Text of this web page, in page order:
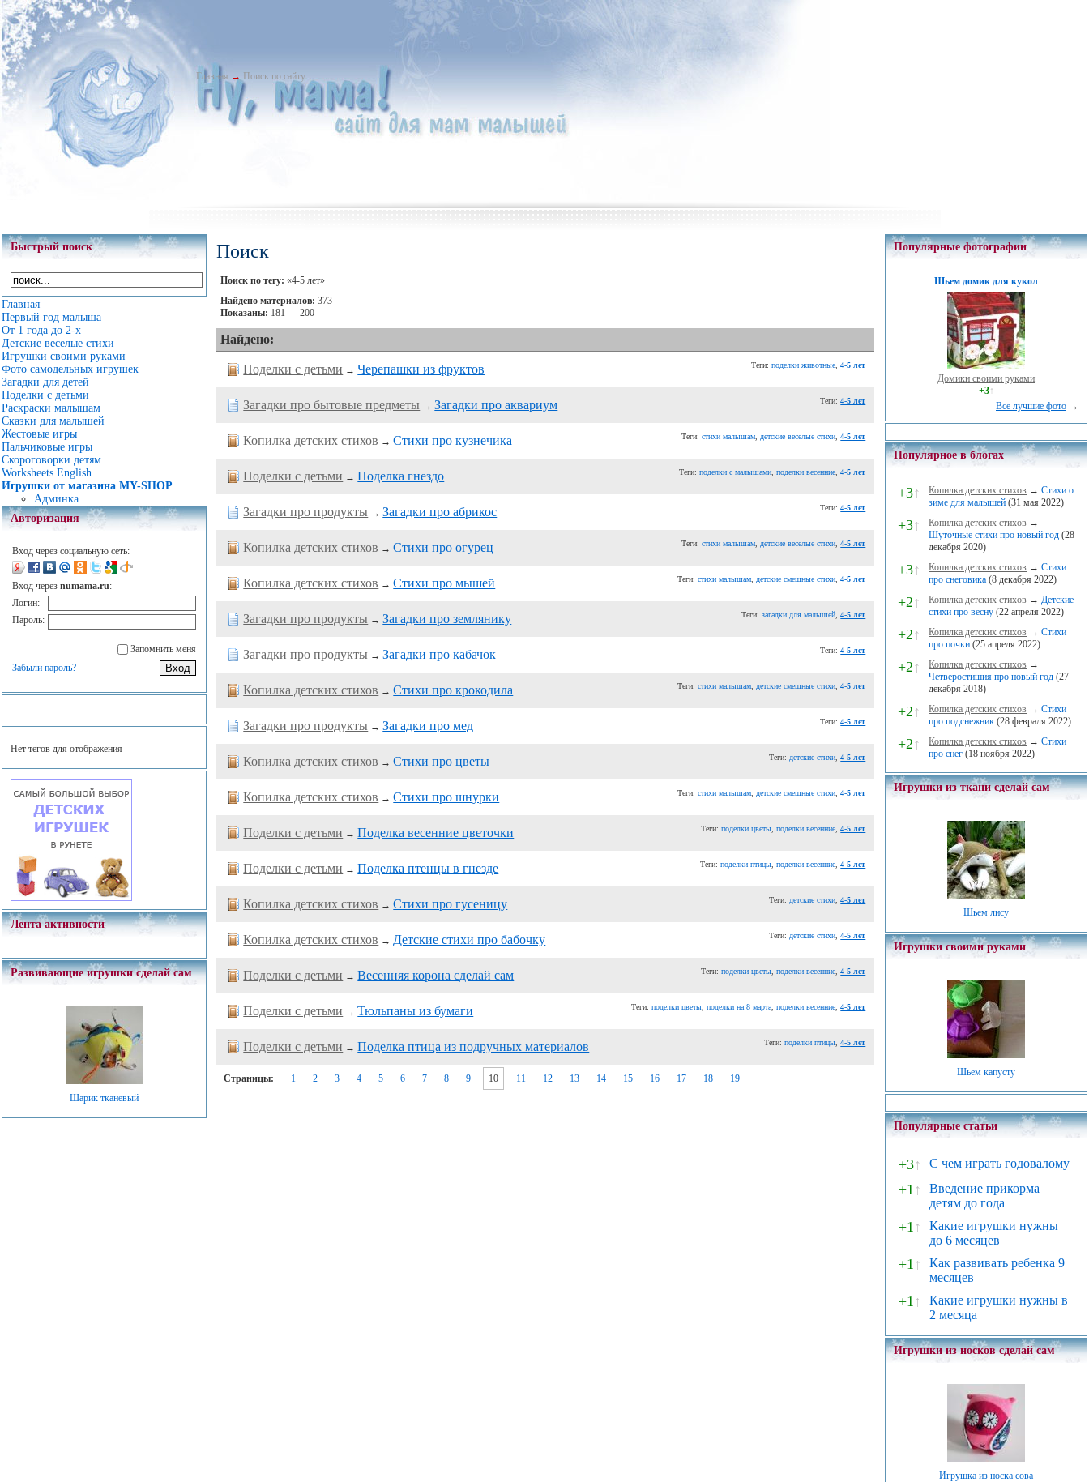
Главная → Поиск по сайту
Быстрый поиск
Главная
Первый год малыша
От 1 года до 2-х
Детские веселые стихи
Игрушки своими руками
Фото самодельных игрушек
Загадки для детей
Поделки с детьми
Раскраски малышам
Сказки для малышей
Жестовые игры
Пальчиковые игры
Скороговорки детям
Worksheets English
Игрушки от магазина MY-SHOP
Админка
Авторизация
Вход через социальную сеть:
Вход через numama.ru:
Логин:
Пароль:
Запомнить меня
Забыли пароль?
Нет тегов для отображения
Лента активности
Развивающие игрушки сделай сам
Шарик тканевый
Поиск
Поиск по тегу: «4-5 лет»
Найдено материалов: 373
Показаны: 181 — 200
Найдено:
Поделки с детьми → Черепашки из фруктов Теги:поделки животные,4-5 лет
Загадки про бытовые предметы →Загадки про аквариум Теги:4-5 лет
Копилка детских стихов →Стихи про кузнечика Теги:стихи малышам,детские веселые стихи,4-5 лет
Поделки с детьми →Поделка гнездо Теги:поделки с малышами,поделки весенние,4-5 лет
Загадки про продукты →Загадки про абрикос Теги:4-5 лет
Копилка детских стихов →Стихи про огурец Теги:стихи малышам,детские веселые стихи,4-5 лет
Копилка детских стихов →Стихи про мышей Теги:стихи малышам,детские смешные стихи,4-5 лет
Загадки про продукты →Загадки про землянику Теги:загадки для малышей,4-5 лет
Загадки про продукты →Загадки про кабачок Теги:4-5 лет
Копилка детских стихов →Стихи про крокодила Теги:стихи малышам,детские смешные стихи,4-5 лет
Загадки про продукты →Загадки про мед Теги:4-5 лет
Копилка детских стихов →Стихи про цветы Теги:детские стихи,4-5 лет
Копилка детских стихов →Стихи про шнурки Теги:стихи малышам,детские смешные стихи,4-5 лет
Поделки с детьми →Поделка весенние цветочки Теги:поделки цветы,поделки весенние,4-5 лет
Поделки с детьми →Поделка птенцы в гнезде Теги:поделки птицы,поделки весенние,4-5 лет
Копилка детских стихов →Стихи про гусеницу Теги:детские стихи,4-5 лет
Копилка детских стихов →Детские стихи про бабочку Теги:детские стихи,4-5 лет
Поделки с детьми →Весенняя корона сделай сам Теги:поделки цветы,поделки весенние,4-5 лет
Поделки с детьми → Тюльпаны из бумаги Теги:поделки цветы,поделки на 8 марта,поделки весенние,4-5 лет
Поделки с детьми →Поделка птица из подручных материалов Теги:поделки птицы,4-5 лет
Страницы: 1 2 3 4 5 6 7 8 9 10 11 12 13 14 15 16 17 18 19
Популярные фотографии
Шьем домик для кукол
Домики своими руками
+3↑
Все лучшие фото →
Популярное в блогах
+3↑ Копилка детских стихов → Стихи о
зиме для малышей (31 мая 2022)
+3↑ Копилка детских стихов →
Шуточные стихи про новый год (28
декабря 2020)
+3↑ Копилка детских стихов → Стихи
про снеговика (8 декабря 2022)
+2↑ Копилка детских стихов → Детские
стихи про весну (22 апреля 2022)
+2↑ Копилка детских стихов → Стихи
про почки (25 апреля 2022)
+2↑ Копилка детских стихов →
Четверостишия про новый год (27
декабря 2018)
+2↑ Копилка детских стихов → Стихи
про подснежник (28 февраля 2022)
+2↑ Копилка детских стихов → Стихи
про снег (18 ноября 2022)
Игрушки из ткани сделай сам
Шьем лису
Игрушки своими руками
Шьем капусту
Популярные статьи
+3↑ С чем играть годовалому
+1↑
Введение прикорма
детям до года
+1↑
Какие игрушки нужны
до 6 месяцев
+1↑
Как развивать ребенка 9
месяцев
+1↑
Какие игрушки нужны в
2 месяца
Игрушки из носков сделай сам
Игрушка из носка сова